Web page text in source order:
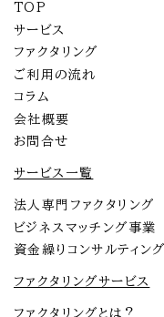
TOP
サービス
ファクタリング
ご利用の流れ
コラム
会社概要
お問合せ
サービス一覧
法人専門ファクタリング
ビジネスマッチング事業
資金繰りコンサルティング
ファクタリングサービス
ファクタリングとは？